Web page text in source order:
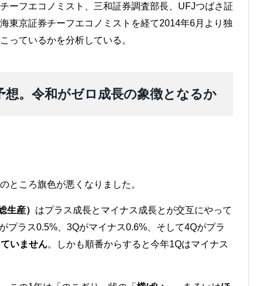
ーフエコノミスト、三和証券調査部長、UFJつばさ証
東京証券チーフエコノミストを経て2014年6月より独
っているかを分析している。
想。令和がゼロ成長の象徴となるか
ところ旗色が悪くなりました。
生産） はプラス成長とマイナス成長とが交互にやって
プラス0.5%、3Qがマイナス0.6%、そして4Qがプラ
いません。しかも順番からすると今年1Qはマイナス